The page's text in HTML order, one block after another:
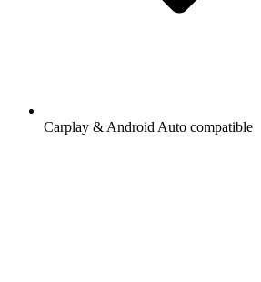
Carplay & Android Auto compatible